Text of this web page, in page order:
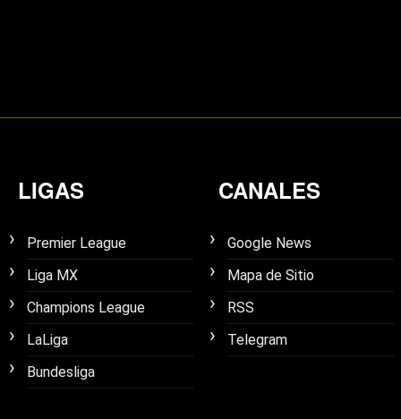
LIGAS
Premier League
Liga MX
Champions League
LaLiga
Bundesliga
CANALES
Google News
Mapa de Sitio
RSS
Telegram